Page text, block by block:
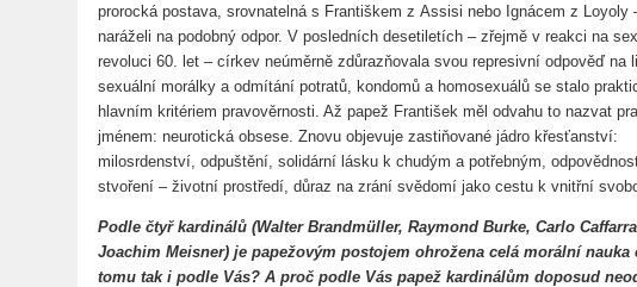
prorocká postava, srovnatelná s Františkem z Assisi nebo Ignácem z Loyoly
naráželi na podobný odpor. V posledních desetiletích – zřejmě v reakci na
revoluci 60. let – církev neúměrně zdůrazňovala svou represivní odpověď na
sexuální morálky a odmítání potratů, kondomů a homosexuálů se stalo
hlavním kritériem pravověrnosti. Až papež František měl odvahu to nazvat
jménem: neurotická obsese. Znovu objevuje zastiňované jádro křesťanství:
milosrdenství, odpuštění, solidární lásku k chudým a potřebným,
stvoření – životní prostředí, důraz na zrání svědomí jako cestu k vnitřní
Podle čtyř kardinálů (Walter Brandmüller, Raymond Burke, Carlo
Joachim Meisner) je papežovým postojem ohrožena celá morální nauka
tomu tak i podle Vás? A proč podle Vás papež kardinálům doposud